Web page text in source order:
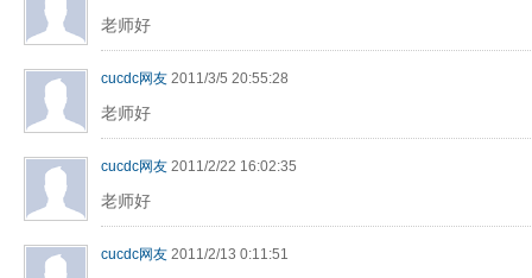
老师好
cucdc网友 2011/3/5 20:55:28
老师好
cucdc网友 2011/2/22 16:02:35
老师好
cucdc网友 2011/2/13 0:11:51